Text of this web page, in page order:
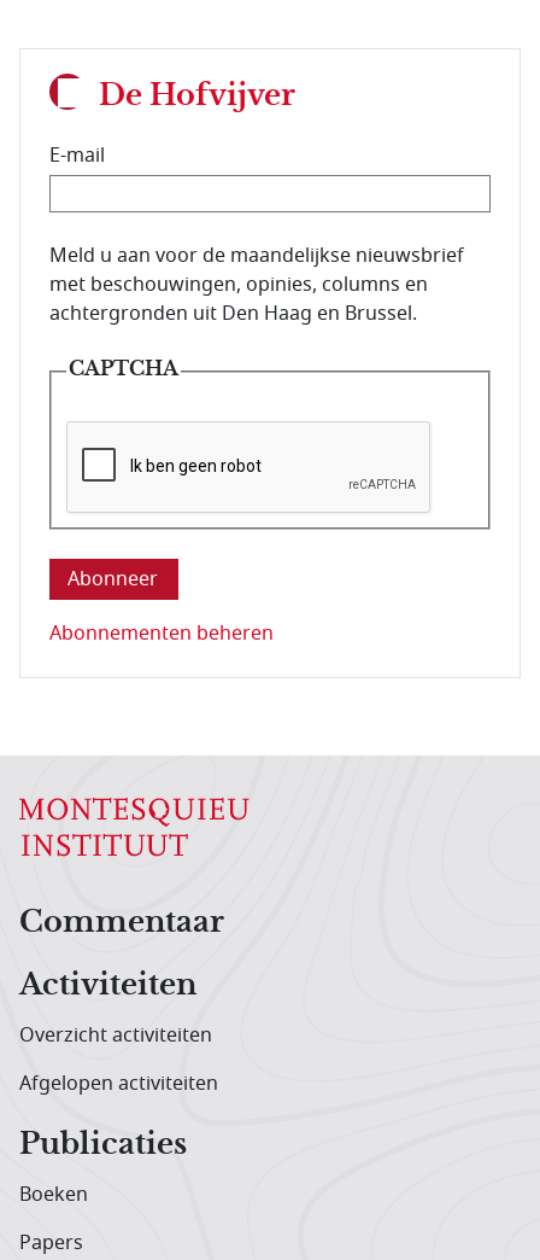
De Hofvijver
E-mail
E-mailadres van de abonnee.
Meld u aan voor de maandelijkse nieuwsbrief
met beschouwingen, opinies, columns en
achtergronden uit Den Haag en Brussel.
CAPTCHA
Deze vraag is om te controleren dat u een mens
Abonnementen beheren
Hoofdnavigatiemenu
Commentaar
Activiteiten
Overzicht activiteiten
Afgelopen activiteiten
Publicaties
Boeken
Papers